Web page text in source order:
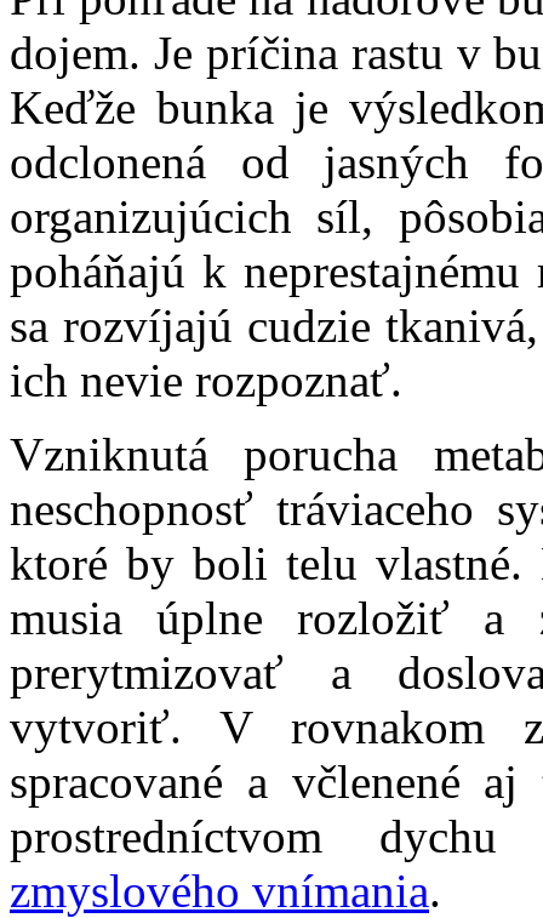
dojem. Je príčina rastu v
Keďže bunka je
odclonená od jasných
organizujúcich síl,
poháňajú k
sa rozvíjajú cudzie
ich nevie rozpoznať.
Vzniknutá porucha
neschopnosť tráviaceho
ktoré by boli telu
musia úplne rozložiť a
prerytmizovať a
vytvoriť. V rovnakom
spracované a včlenené
prostredníctvom
zmyslového vnímania.